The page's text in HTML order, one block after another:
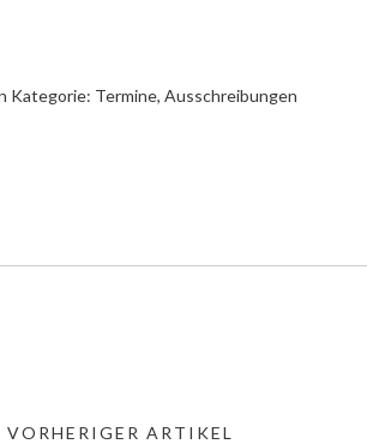
Kategorie: Termine, Ausschreibungen
VORHERIGER ARTIKEL